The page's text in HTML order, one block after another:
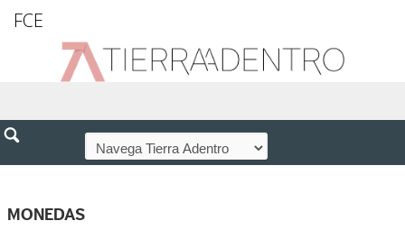
FCE
MONEDAS